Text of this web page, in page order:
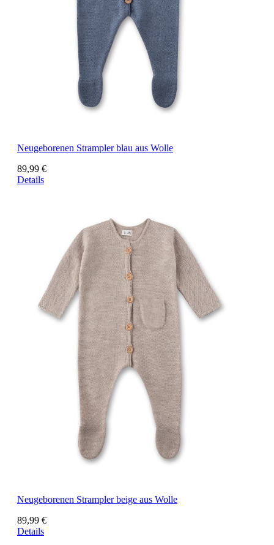
Neugeborenen Strampler blau aus Wolle
89,99 €
Details
Neugeborenen Strampler beige aus Wolle
89,99 €
Details